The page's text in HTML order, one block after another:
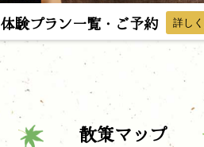
体験プラン一覧・ご予約 詳し
散策マップ